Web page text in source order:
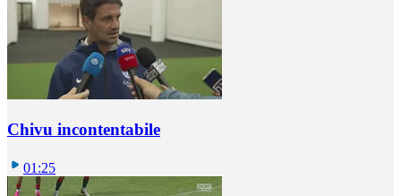
Chivu incontentabile
01:25